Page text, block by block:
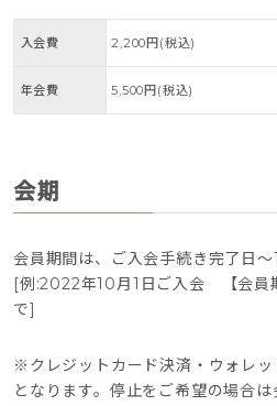
入会費 2,200円(税込)
年会費 5,500円(税込)
会期
会員期間は、ご入会手続き完了日
[例:2022年10月1日ご入会 【会員
で]
※クレジットカード決済・ウォレ
となります。停止をご希望の場合